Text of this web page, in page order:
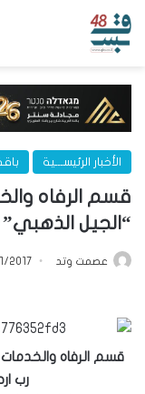
الأخبار الرئيســـية
قسم الرفاه
“الجيل
عصمت وتد 2017
قسم الرفاه
رب